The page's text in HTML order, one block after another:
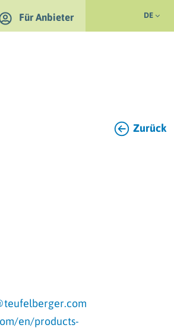
DE
Für Anbieter
Zurück
en/products-